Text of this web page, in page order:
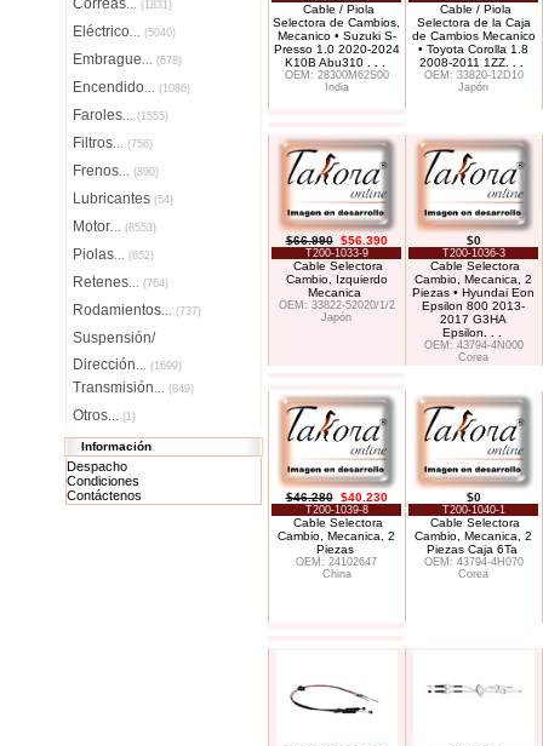
Correas... (1831)
Eléctrico... (5040)
Embrague... (678)
Encendido... (1086)
Faroles... (1555)
Filtros... (756)
Frenos... (890)
Lubricantes (54)
Motor... (8553)
Piolas... (652)
Retenes... (764)
Rodamientos... (737)
Suspensión/
Dirección... (1699)
Transmisión... (849)
Otros... (1)
Información
Despacho
Condiciones
Contáctenos
Cable / Piola
Selectora de Cambios,
Mecanico • Suzuki S-
Presso 1.0 2020-2024
K10B Abu310
OEM: 28300M62S00
India
Cable / Piola
Selectora de la Caja
de Cambios Mecanico
• Toyota Corolla 1.8
2008-2011 1ZZ
OEM: 33820-12D10
Japón
$66.990 $56.390
T200-1033-9
Cable Selectora
Cambio, Izquierdo
Mecanica
OEM: 33822-52020/1/2
Japón
$0
T200-1036-3
Cable Selectora
Cambio, Mecanica, 2
Piezas • Hyundai Eon
Epsilon 800 2013-
2017 G3HA
Epsilon
OEM: 43794-4N000
Corea
$46.280 $40.230
T200-1039-8
Cable Selectora
Cambio, Mecanica, 2
Piezas
OEM: 24102647
China
$0
T200-1040-1
Cable Selectora
Cambio, Mecanica, 2
Piezas Caja 6Ta
OEM: 43794-4H070
Corea